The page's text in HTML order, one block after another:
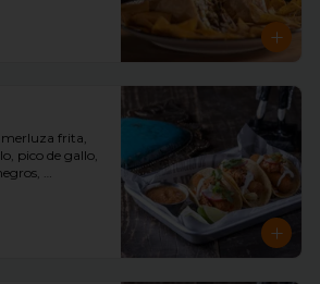
frita,
pico de gallo,